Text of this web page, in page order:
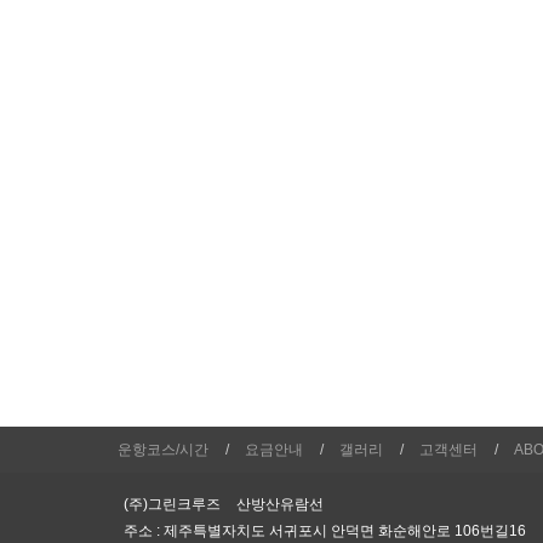
운항코스/시간 요금안내 갤러리 고객센터
(주)그린크루즈
산방산유람선
주소 : 제주특별자치도 서귀포시 안덕면 화순해안로 106번길16